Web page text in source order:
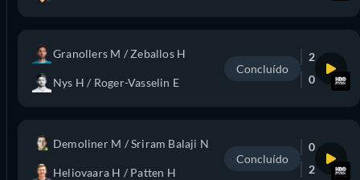
Granollers M / Zeballos H
Nys H / Roger-Vasselin E
Concluído
2
0
Demoliner M / Sriram Balaji N
Heliovaara H / Patten H
Concluído
0
2